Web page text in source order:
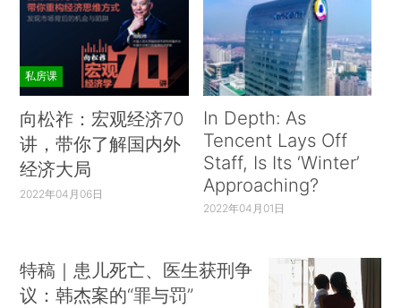
私房课
向松祚：宏观经济70
讲，带你了解国内外
经济大局
2022年04月06日
In Depth: As
Tencent Lays Off
Staff, Is Its ‘Winter’
Approaching?
2022年04月01日
特稿｜患儿死亡、医生获刑争
议：韩杰案的“罪与罚”